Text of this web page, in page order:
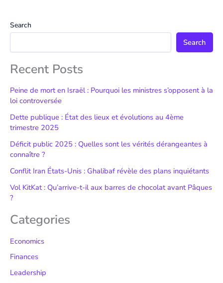
Search
Search
Recent Posts
Peine de mort en Israël : Pourquoi les ministres s’opposent à la
loi controversée
Dette publique : État des lieux et évolutions au 4ème
trimestre 2025
Déficit public 2025 : Quelles sont les vérités dérangeantes à
connaître ?
Conflit Iran États-Unis : Ghalibaf révèle des plans inquiétants
Vol KitKat : Qu’arrive-t-il aux barres de chocolat avant Pâques
?
Categories
Economics
Finances
Leadership